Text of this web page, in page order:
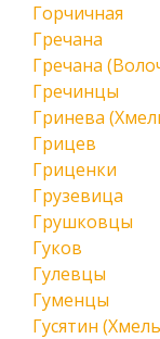
Горчичная
Гречана
Гречана
Гречинцы
Гринева
Грицев
Гриценки
Грузевица
Грушковцы
Гуков
Гулевцы
Гуменцы
Гусятин